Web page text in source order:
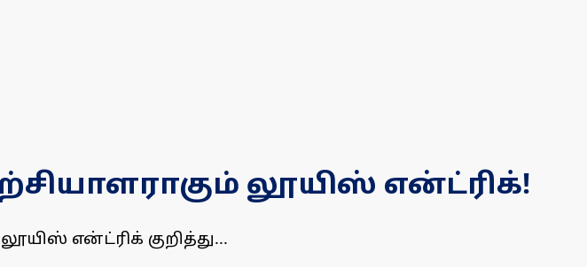
லூயிஸ் என்ட்ரிக்!
என்ட்ரிக் குறித்து...